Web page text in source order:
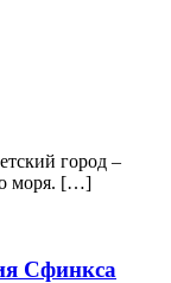
город –
моря. […]
Сфинкса